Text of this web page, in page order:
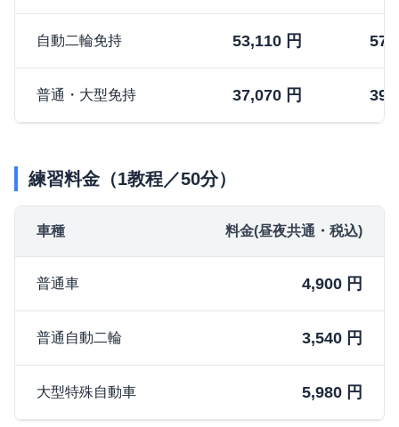
自動二輪免持 53,110 円
普通・大型免持 37,070 円
練習料金（1教程／50分）
車種 料金(昼夜共通・税込)
普通車 4,900 円
普通自動二輪 3,540 円
大型特殊自動車 5,980 円